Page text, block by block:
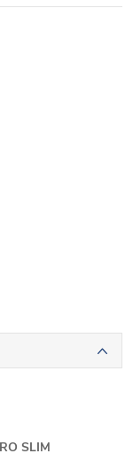
SLIM